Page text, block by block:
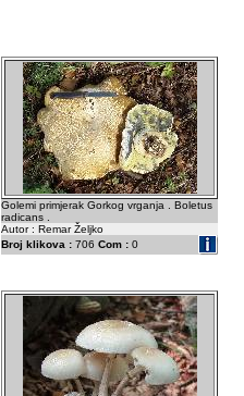
Golemi primjerak Gorkog vrganja . Boletus
radicans .
Autor : Remar Željko
Broj klikova : 706 Com : 0